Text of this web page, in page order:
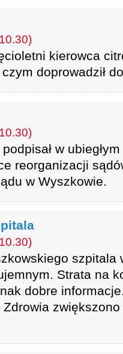
kierowca
doprowadził
w
reorganizacji
w Wyszkowie.
szpitala
Strata na
dobre